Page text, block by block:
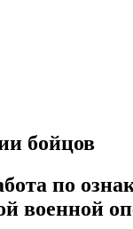
бойцов
по
военной